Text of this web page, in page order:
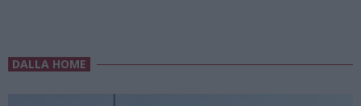
DALLA HOME